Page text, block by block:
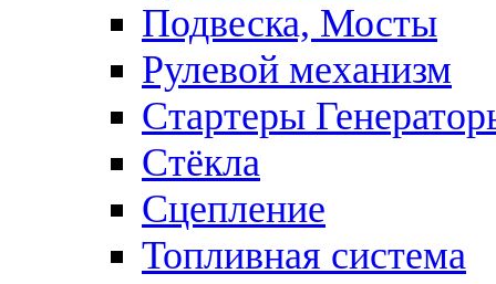
Подвеска, Мосты
Рулевой механизм
Стартеры
Стёкла
Сцепление
Топливная система